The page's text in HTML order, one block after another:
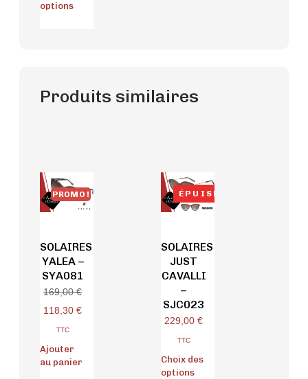
options
Produits similaires
PROMO !
SOLAIRES
YALEA –
SYA081
169,00€
118,30 €
TTC
Ajouter
au panier
ÉPUISÉ
SOLAIRES
JUST
CAVALLI
–
SJC023
229,00 €
TTC
Choix des
options